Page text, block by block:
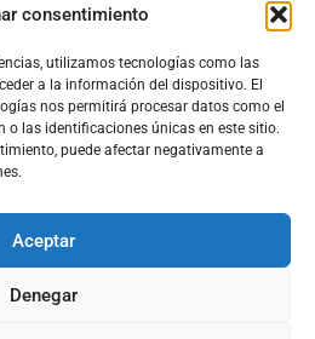
consentimiento
utilizamos tecnologías como las
a la información del dispositivo. El
nos permitirá procesar datos como el
o las identificaciones únicas en este sitio.
puede afectar negativamente a
Aceptar
Denegar